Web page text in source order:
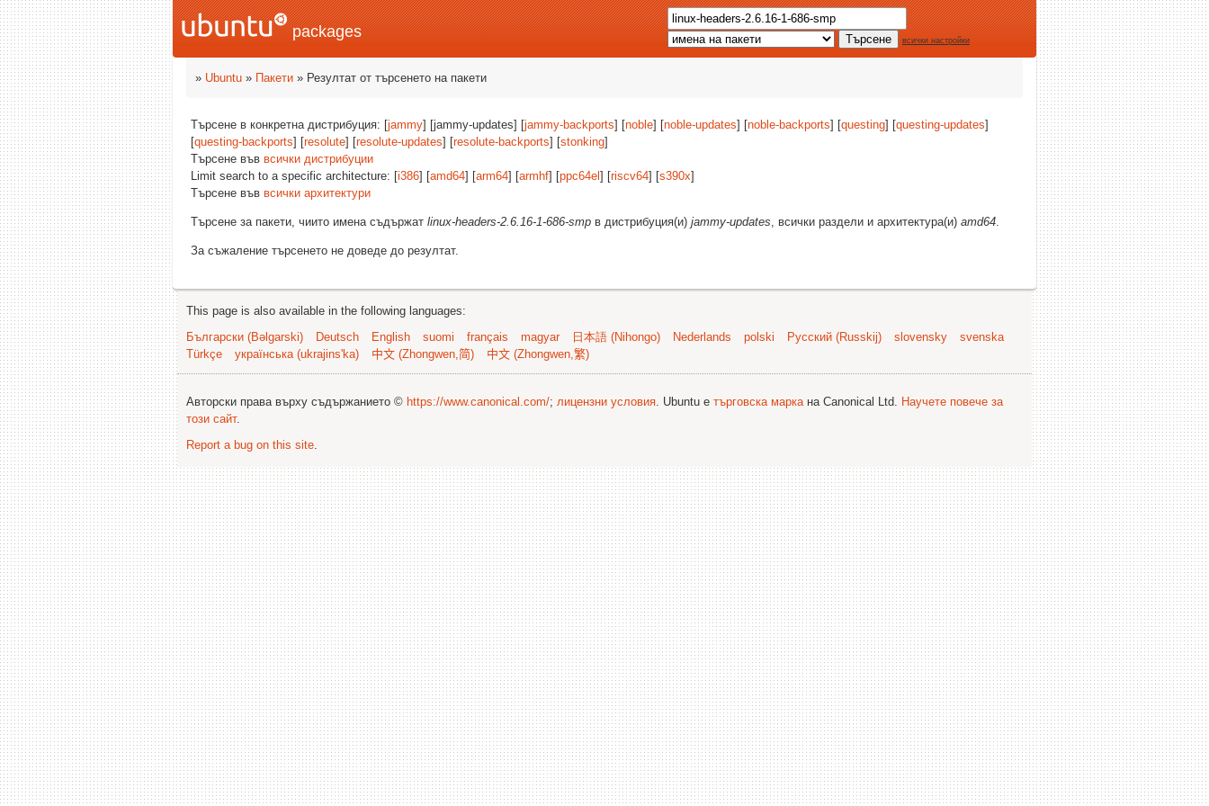
packages всички настройки
» Ubuntu » Пакети » Резултат от търсенето на пакети
Търсене в конкретна дистрибуция: [jammy] [jammy-updates] [jammy-backports] [noble] [noble-updates] [noble-backports] [questing] [questing-updates]
[questing-backports] [resolute] [resolute-updates] [resolute-backports] [stonking]
Търсене във всички дистрибуции
Limit search to a specific architecture: [i386] [amd64] [arm64] [armhf] [ppc64el ] [riscv64] [s390x]
Търсене във всички архитектури
Търсене за пакети, чиито имена съдържат linux-headers-2.6.16-1-686-smp в дистрибуция(и) jammy-updates, всички раздели и архитектура(и) amd64.
За съжаление търсенето не доведе до резултат.
This page is also available in the following languages:
Български (Bəlgarski)
Deutsch English suomi français magyar 日本語 (Nihongo) Nederlands polski Русский (Russkij) slovensky
svenska
Türkçe
українська (ukrajins'ka) 中文 (Zhongwen,简) 中文 (Zhongwen,繁)
Авторски права върху съдържанието © https://www.canonical.com/; лицензни условия. Ubuntu е търговска маркана Canonical Ltd. Научете повече за
този сайт.
Report a bug on this site.